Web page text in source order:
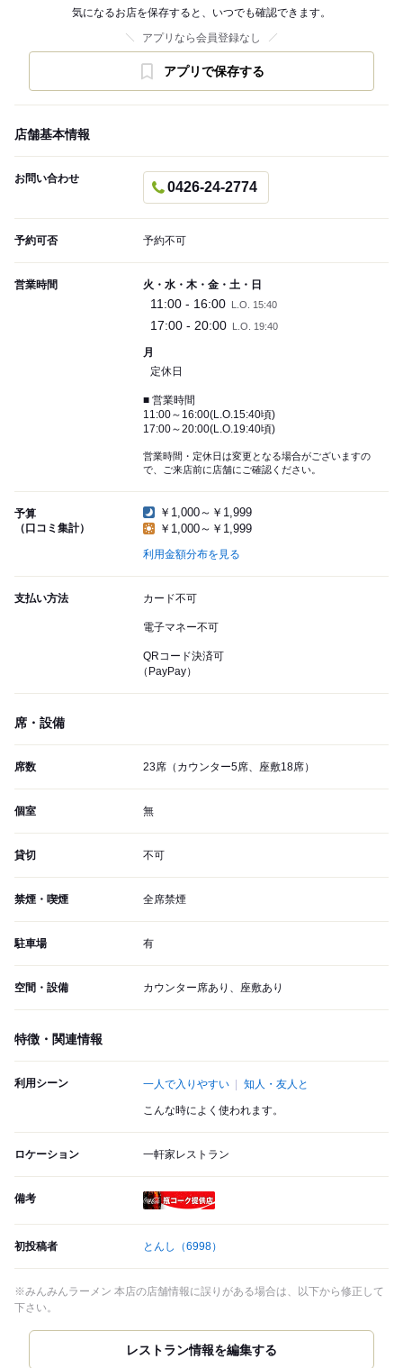
気になるお店を保存すると、いつでも確認できます。
アプリなら会員登録なし
アプリで保存する
店舗基本情報
お問い合わせ
0426-24-2774
予約可否 予約不可
営業時間 火・水・木・金・土・日
11:00 - 16:00 L.O. 15:40
17:00 - 20:00 L.O. 19:40
月
定休日
■ 営業時間
11:00～16:00(L.O.15:40頃)
17:00～20:00(L.O.19:40頃)
営業時間・定休日は変更となる場合がございますの
で、ご来店前に店舗にご確認ください。
予算
（口コミ集計）
￥1,000～￥1,999
￥1,000～￥1,999
利用金額分布を見る
支払い方法 カード不可
電子マネー不可
QRコード決済可
（PayPay）
席・設備
席数 23席（カウンター5席、座敷18席）
個室 無
貸切 不可
禁煙・喫煙 全席禁煙
駐車場 有
空間・設備 カウンター席あり、座敷あり
特徴・関連情報
利用シーン 一人で入りやすい 知人・友人と
こんな時によく使われます。
ロケーション 一軒家レストラン
備考
初投稿者 とんし （6998）
※みんみんラーメン 本店の店舗情報に誤りがある場合は、以下から修正して
下さい。